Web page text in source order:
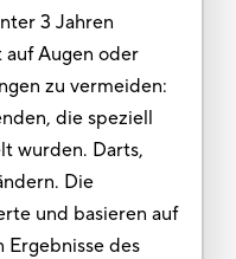
3 Jahren
Augen oder
zu vermeiden:
die speziell
wurden. Darts,
Die
und basieren auf
Ergebnisse des